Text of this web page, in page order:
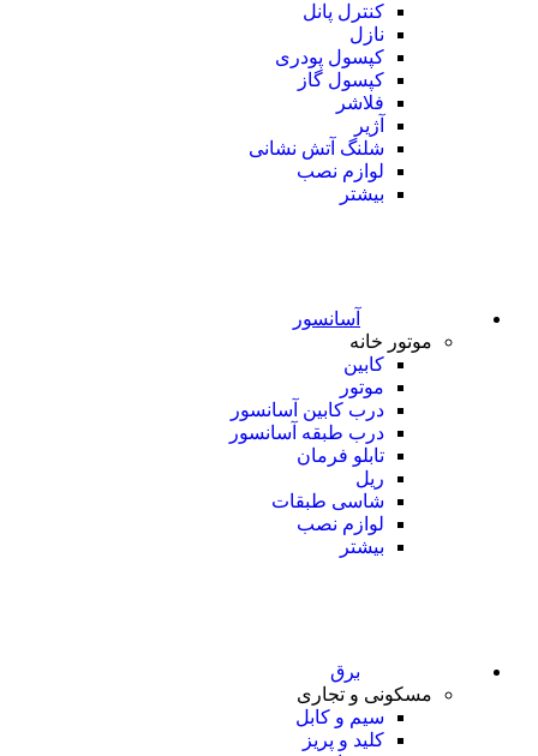
کنترل پانل
نازل
کپسول پودری
کپسول گاز
فلاشر
آژیر
شلنگ آتش نشانی
لوازم نصب
بیشتر
آسانسور
موتور خانه
کابین
موتور
درب کابین آسانسور
درب طبقه آسانسور
تابلو فرمان
ریل
شاسی طبقات
لوازم نصب
بیشتر
برق
مسکونی و تجاری
سیم و کابل
کلید و پریز